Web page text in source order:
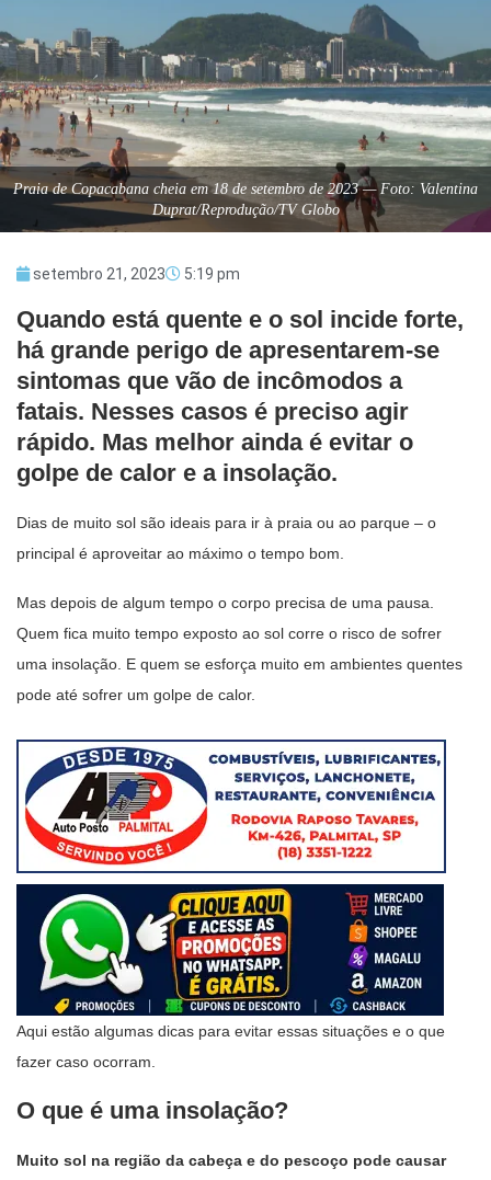
Praia de Copacabana cheia em 18 de setembro de 2023 — Foto: Valentina
Duprat/Reprodução/TV Globo
setembro 21, 2023 5:19 pm
Quando está quente e o sol incide forte,
há grande perigo de apresentarem-se
sintomas que vão de incômodos a
fatais. Nesses casos é preciso agir
rápido. Mas melhor ainda é evitar o
golpe de calor e a insolação.
Dias de muito sol são ideais para ir à praia ou ao parque – o
principal é aproveitar ao máximo o tempo bom.
Mas depois de algum tempo o corpo precisa de uma pausa.
Quem fica muito tempo exposto ao sol corre o risco de sofrer
uma insolação. E quem se esforça muito em ambientes quentes
pode até sofrer um golpe de calor.
Aqui estão algumas dicas para evitar essas situações e o que
fazer caso ocorram.
O que é uma insolação?
Muito sol na região da cabeça e do pescoço pode causar